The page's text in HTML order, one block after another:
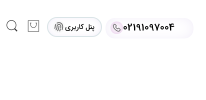
02191097004 پنل کاربری